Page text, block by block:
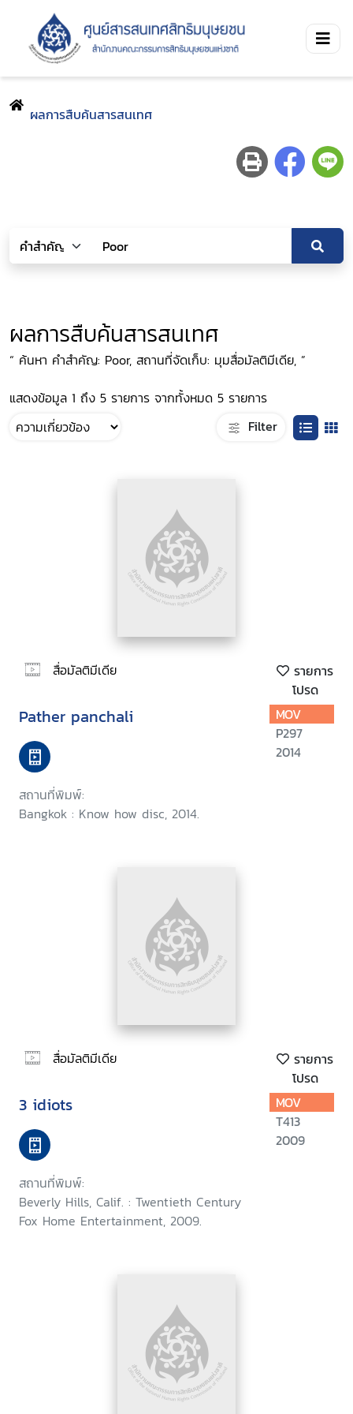
ผลการสืบค้นสารสนเทศ
ผลการสืบค้นสารสนเทศ
“ ค้นหา คำสำคัญ: Poor, สถานที่จัดเก็บ: มุมสื่อมัลติมีเดีย, ”
แสดงข้อมูล 1 ถึง 5 รายการ จากทั้งหมด 5 รายการ
Filter
สื่อมัลติมีเดีย
รายการ
โปรด
Pather panchali
สถานที่พิมพ์:
Bangkok : Know how disc, 2014.
MOV
P297
2014
สื่อมัลติมีเดีย
รายการ
โปรด
3 idiots
สถานที่พิมพ์:
Beverly Hills, Calif. : Twentieth Century
Fox Home Entertainment, 2009.
MOV
T413
2009